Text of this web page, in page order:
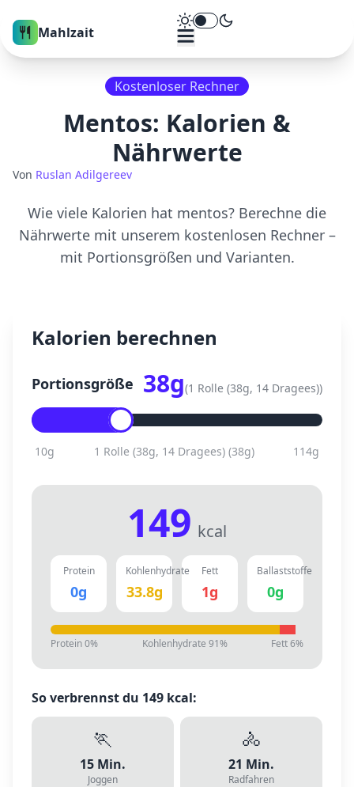
Mahlzait Theme umschalten
Kostenloser Rechner
Mentos: Kalorien &
Nährwerte
Von Ruslan Adilgereev
Wie viele Kalorien hat mentos? Berechne die
Nährwerte mit unserem kostenlosen Rechner –
mit Portionsgrößen und Varianten.
Kalorien berechnen
Portionsgröße 38g(1 Rolle (38g, 14 Dragees))
10g 1 Rolle (38g, 14 Dragees)(38g) 114g
149 kcal
Protein
0g
Kohlenhydrate
33.8g
Fett
1g
Ballaststoffe
0g
Protein0% Kohlenhydrate 91% Fett6%
So verbrennst du 149 kcal:
🏃
15 Min.
Joggen
🚴
21 Min.
Radfahren